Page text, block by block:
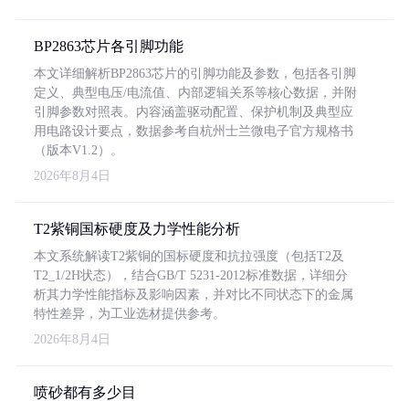
BP2863芯片各引脚功能
本文详细解析BP2863芯片的引脚功能及参数，包括各引脚
定义、典型电压/电流值、内部逻辑关系等核心数据，并附
引脚参数对照表。内容涵盖驱动配置、保护机制及典型应
用电路设计要点，数据参考自杭州士兰微电子官方规格书
（版本V1.2）。
2026年8月4日
T2紫铜国标硬度及力学性能分析
本文系统解读T2紫铜的国标硬度和抗拉强度（包括T2及
T2_1/2H状态），结合GB/T 5231-2012标准数据，详细分
析其力学性能指标及影响因素，并对比不同状态下的金属
特性差异，为工业选材提供参考。
2026年8月4日
喷砂都有多少目